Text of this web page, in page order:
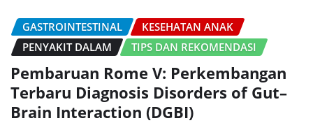
GASTROINTESTINAL
KESEHATAN ANAK
PENYAKIT DALAM
TIPS DAN REKOMENDASI
Pembaruan Rome V: Perkembangan
Terbaru Diagnosis Disorders of Gut–
Brain Interaction (DGBI)